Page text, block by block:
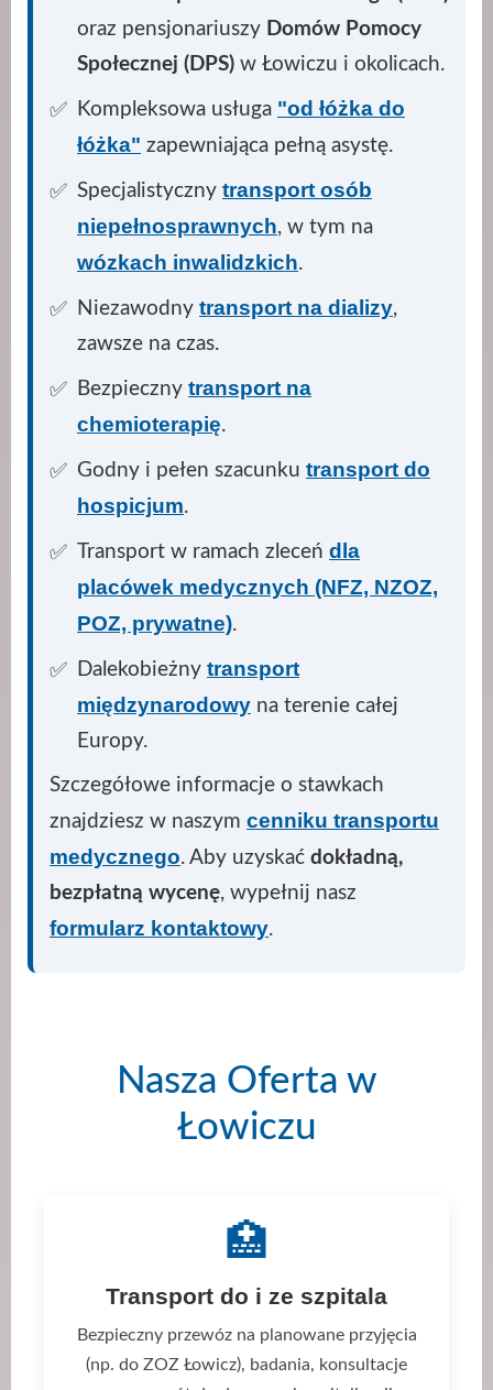
oraz pensjonariuszy Domów Pomocy
Społecznej (DPS) w Łowiczu i okolicach.
Kompleksowa usługa "od łóżka do
łóżka" zapewniająca pełną asystę.
Specjalistyczny transport osób
niepełnosprawnych, w tym na
wózkach inwalidzkich.
Niezawodny transport na dializy,
zawsze na czas.
Bezpieczny transport na
chemioterapię.
Godny i pełen szacunku transport do
hospicjum.
Transport w ramach zleceń dla
placówek medycznych (NFZ, NZOZ,
POZ, prywatne).
Dalekobieżny transport
międzynarodowy na terenie całej
Europy.
Szczegółowe informacje o stawkach
znajdziesz w naszym cenniku transportu
medycznego. Aby uzyskać dokładną,
bezpłatną wycenę, wypełnij nasz
formularz kontaktowy.
Nasza Oferta w
Łowiczu
🏥
Transport do i ze szpitala
Bezpieczny przewóz na planowane przyjęcia
(np. do ZOZ Łowicz), badania, konsultacje